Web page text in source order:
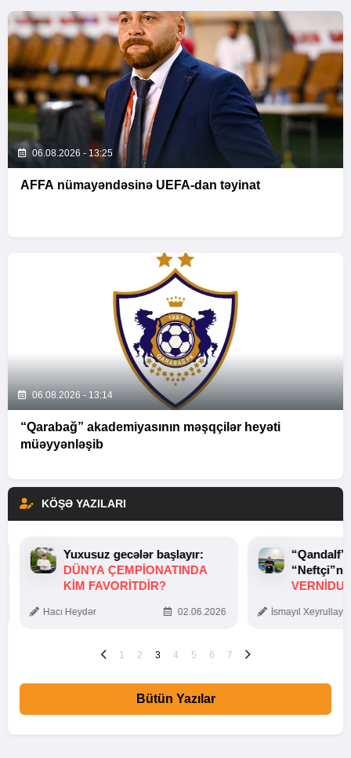
06.08.2026 - 13:25
AFFA nümayəndəsinə UEFA-dan təyinat
06.08.2026 - 13:14
“Qarabağ” akademiyasının məşqçilər heyəti
müəyyənləşib
KÖŞƏ YAZILARI
Yuxusuz gecələr başlayır:
DÜNYA ÇEMPIONATINDA
KIM FAVORITDIR?
Hacı Heydər 02.06.2026 İsmayıl
1 2 3 4 5 6 7
Bütün Yazılar